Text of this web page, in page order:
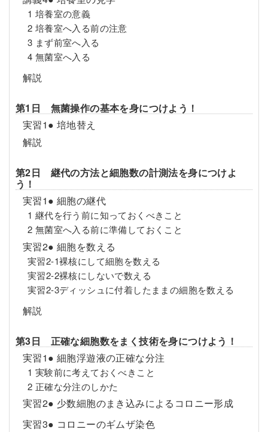
1 培養室の意義
2 培養室へ入る前の注意
3 まず前室へ入る
4 無菌室へ入る
解説
第1日 無菌操作の基本を身につけよう！
実習1● 培地替え
解説
第2日 継代の方法と細胞数の計測法を身につけよ
う！
実習1● 細胞の継代
1 継代を行う前に知っておくべきこと
2 無菌室へ入る前に準備しておくこと
実習2● 細胞を数える
実習2-1裸核にして細胞を数える
実習2-2裸核にしないで数える
実習2-3ディッシュに付着したままの細胞を数える
解説
第3日 正確な細胞数をまく技術を身につけよう！
実習1● 細胞浮遊液の正確な分注
1 実験前に考えておくべきこと
2 正確な分注のしかた
実習2● 少数細胞のまき込みによるコロニー形成
実習3● コロニーのギムザ染色